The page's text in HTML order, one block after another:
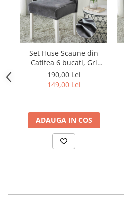
Set Huse Scaune din
Catifea 6 bucati, Gri
inchis
190,00 Lei
149,00 Lei
ADAUGA IN COS